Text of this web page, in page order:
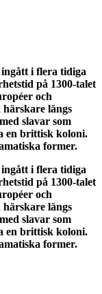
i flera tidiga
på 1300-talet
och
längs
slavar som
en brittisk koloni.
former.
i flera tidiga
på 1300-talet
och
längs
slavar som
en brittisk koloni.
former.